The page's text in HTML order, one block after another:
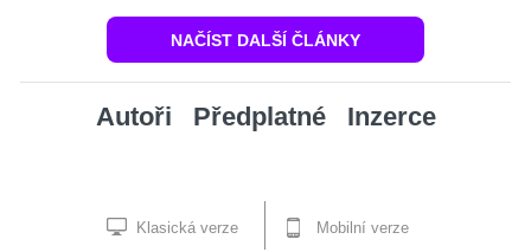
NAČÍST DALŠÍ ČLÁNKY
Autoři Předplatné Inzerce
Klasická verze Mobilní verze